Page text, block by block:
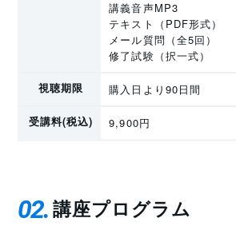
講義音声MP3
テキスト（PDF形式）
メール質問（全5回）
修了試験（択一式）
視聴期限 購入日より90日間
受講料(税込) 9,900円
02 講座プログラム